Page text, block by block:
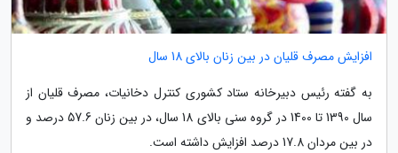
افزایش مصرف قلیان در بین زنان بالای 18 سال
به گفته رئیس دبیرخانه ستاد کشوری کنترل دخانیات، مصرف قلیان از
سال 1390 تا 1400 در گروه سنی بالای 18 سال، در بین زنان 57.6 درصد و
در بین مردان 17.8 درصد افزایش داشته است.